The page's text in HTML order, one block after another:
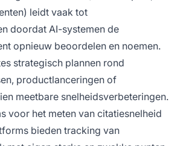
leidt vaak tot
doordat AI-systemen de
opnieuw beoordelen en noemen.
strategisch plannen rond
productlanceringen of
meetbare snelheidsverbeteringen.
voor het meten van citatiesnelheid
bieden tracking van